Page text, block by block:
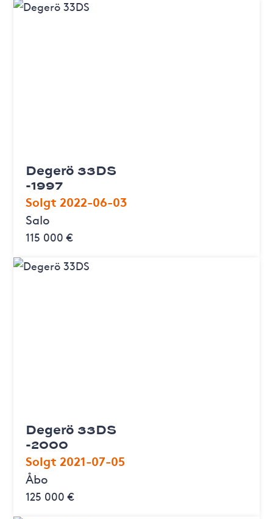
Degerö 33DS
-1997
Solgt 2022-06-03
Salo
115 000 €
Degerö 33DS
-2000
Solgt 2021-07-05
Åbo
125 000 €